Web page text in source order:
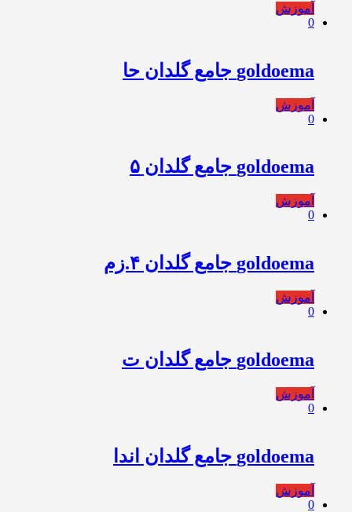
آموزش
0
goldoema جامع گلدان حا
آموزش
0
goldoema جامع گلدان ۵
آموزش
0
goldoema جامع گلدان ۴.زم
آموزش
0
goldoema جامع گلدان ت
آموزش
0
goldoema جامع گلدان اندا
آموزش
0